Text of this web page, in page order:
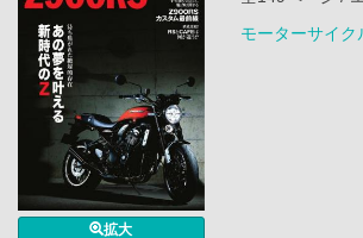
拡大
モーターサイク